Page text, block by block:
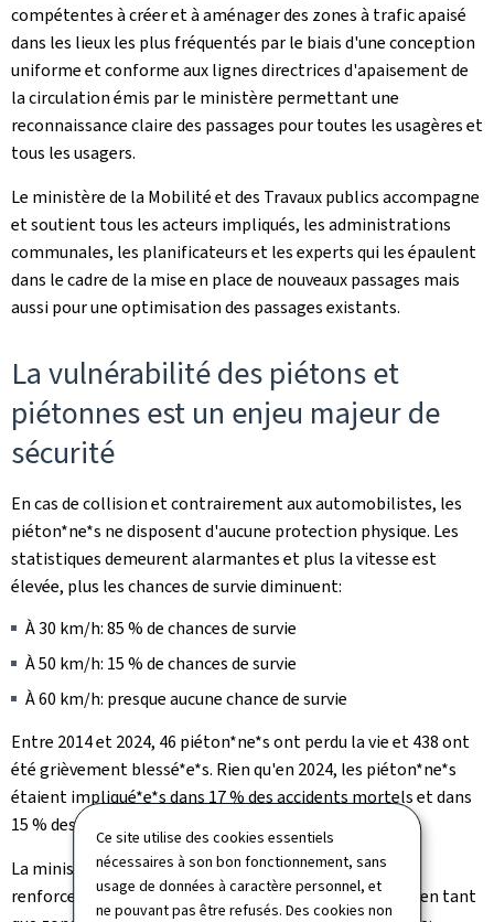
Ce site utilise des cookies essentiels
nécessaires à son bon fonctionnement, sans
usage de données à caractère personnel, et
ne pouvant pas être refusés. Des cookies non
compétentes à créer et à aménager des zones à trafic apaisé
dans les lieux les plus fréquentés par le biais d'une conception
uniforme et conforme aux lignes directrices d'apaisement de
la circulation émis par le ministère permettant une
reconnaissance claire des passages pour toutes les usagères et
tous les usagers.
Le ministère de la Mobilité et des Travaux publics accompagne
et soutient tous les acteurs impliqués, les administrations
communales, les planificateurs et les experts qui les épaulent
dans le cadre de la mise en place de nouveaux passages mais
aussi pour une optimisation des passages existants.
La vulnérabilité des piétons et
piétonnes est un enjeu majeur de
sécurité
En cas de collision et contrairement aux automobilistes, les
piéton*ne*s ne disposent d'aucune protection physique. Les
statistiques demeurent alarmantes et plus la vitesse est
élevée, plus les chances de survie diminuent:
À 30 km/h: 85 % de chances de survie
À 50 km/h: 15 % de chances de survie
À 60 km/h: presque aucune chance de survie
Entre 2014 et 2024, 46 piéton*ne*s ont perdu la vie et 438 ont
été grièvement blessé*e*s. Rien qu'en 2024, les piéton*ne*s
étaient impliqué*e*s dans 17 % des accidents mortels et dans
15 % des accidents graves.
La ministre Yuriko Backes rappelle que "Malgré le
renforcement et l'amélioration des passages, ceux-ci, en tant